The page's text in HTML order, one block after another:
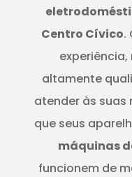
Centro Cívico.
altamente
atender às suas
que seus
máquinas
funcionem de